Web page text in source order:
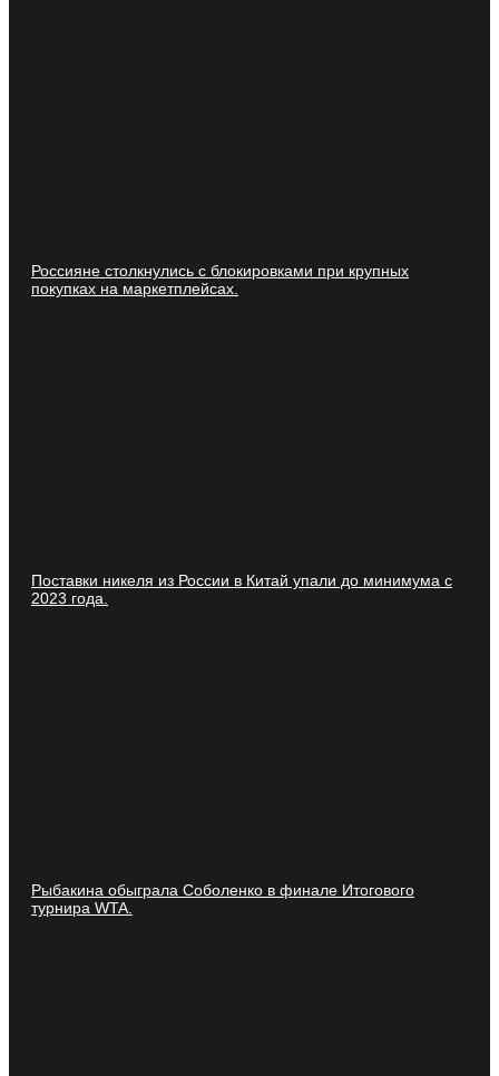
Россияне столкнулись с блокировками при крупных
покупках на маркетплейсах.
Поставки никеля из России в Китай упали до минимума с
2023 года.
Рыбакина обыграла Соболенко в финале Итогового
турнира WTA.